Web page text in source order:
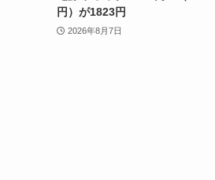
円）が1823円
2026年8月7日